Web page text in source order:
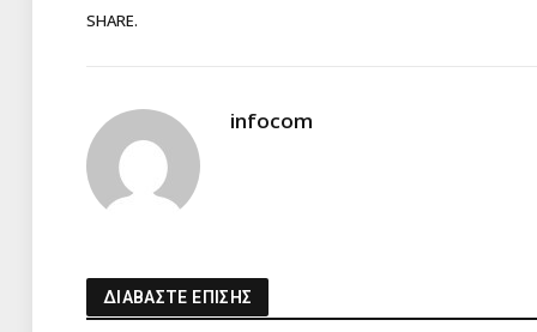
SHARE.
infocom
ΔΙΑΒΑΣΤΕ ΕΠΙΣΗΣ